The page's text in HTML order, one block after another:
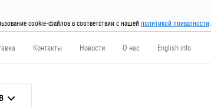
cookie-файлов в соответствии с нашей политикой приватности.
Контакты Новости О нас English info